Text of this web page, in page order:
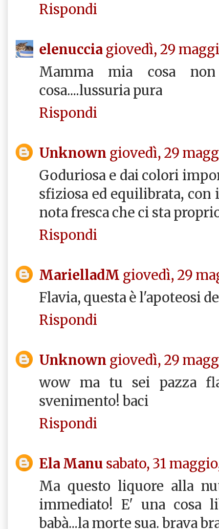
Rispondi
elenuccia giovedì, 29
Mamma mia cosa
cosa....lussuria pura
Rispondi
Unknown giovedì, 29
Goduriosa e dai colori
sfiziosa ed equilibrata, con
nota fresca che ci sta
Rispondi
MarielladM giovedì, 29
Flavia, questa è l'apoteosi
Rispondi
Unknown giovedì, 29
wow ma tu sei pazza
svenimento! baci
Rispondi
Ela Manu sabato, 31
Ma questo liquore alla
immediato! E' una cosa
babà...la morte sua. brava